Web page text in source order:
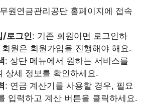
원연금관리공단 홈페이지에 접속
/로그인: 기존 회원이면 로그인하
원은 회원가입을 진행해야 해요.
: 상단 메뉴에서 원하는 서비스를
상세 정보를 확인하세요.
: 연금 계산기를 사용할 경우, 필요
입력하고 계산 버튼을 클릭하세요.